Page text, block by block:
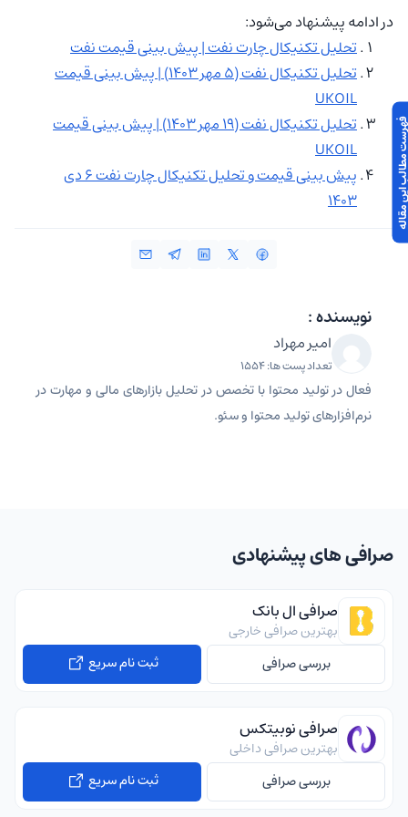
در ادامه پیشنهاد می‌شود:
تحلیل تکنیکال چارت نفت | پیش بینی قیمت نفت
تحلیل تکنیکال نفت (۵ مهر ۱۴۰۳) | پیش بینی قیمت
UKOIL
تحلیل تکنیکال نفت (۱۹ مهر ۱۴۰۳) | پیش بینی قیمت
UKOIL
پیش بینی قیمت و تحلیل تکنیکال چارت نفت ۶ دی
۱۴۰۳
نویسنده :
امیر مهراد
تعداد پست ها: 1554
فعال در تولید محتوا با تخصص در تحلیل بازارهای مالی و مهارت در
نرم‌افزارهای تولید محتوا و سئو.
مقاله
صرافی های پیشنهادی
صرافی ال بانک
بهترین صرافی خارجی
بررسی صرافی
ثبت نام سریع
صرافی نوبیتکس
بهترین صرافی داخلی
بررسی صرافی
ثبت نام سریع